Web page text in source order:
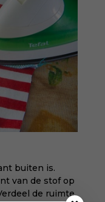
buiten is.
van de stof op
de ruimte